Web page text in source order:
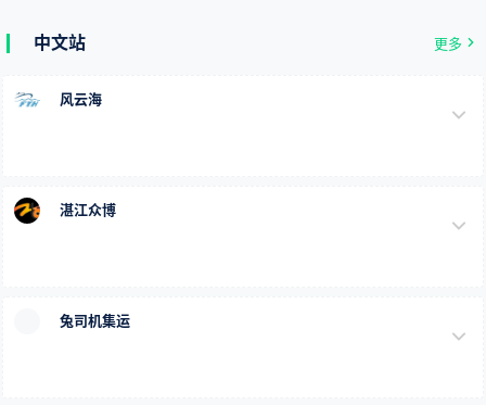
中文站 更多
风云海
湛江众博
兔司机集运